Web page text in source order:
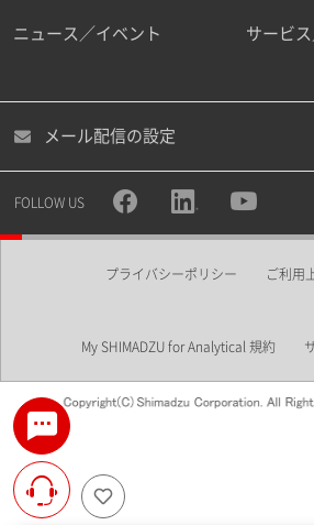
ニュース／イベント サービ
メール配信の設定
FOLLOW US
プライバシーポリシー ご利用
My SHIMADZU for Analytical 規約